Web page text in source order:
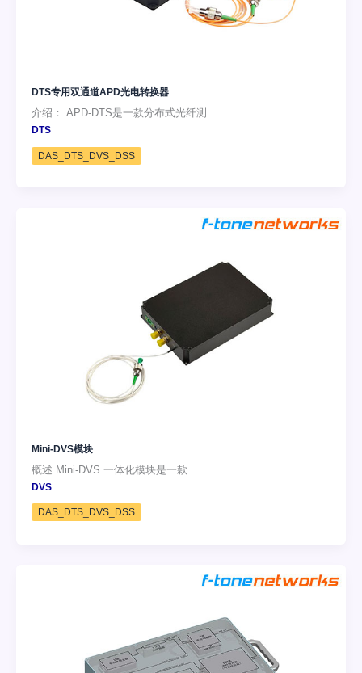
DTS专用双通道APD光电转换器
介绍： APD-DTS是一款分布式光纤测
DTS
DAS_DTS_DVS_DSS
Mini-DVS模块
概述 Mini-DVS 一体化模块是一款
DVS
DAS_DTS_DVS_DSS